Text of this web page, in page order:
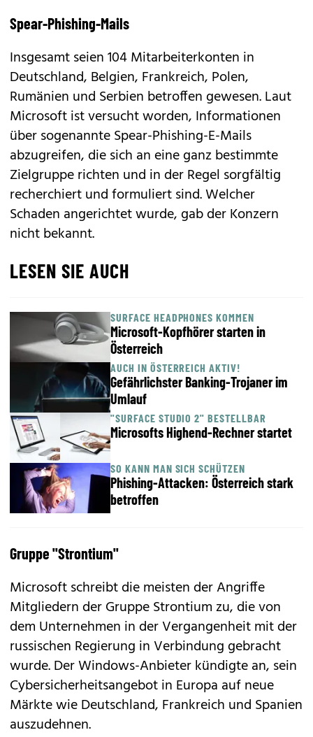
Spear-Phishing-Mails
Insgesamt seien 104 Mitarbeiterkonten in
Deutschland, Belgien, Frankreich, Polen,
Rumänien und Serbien betroffen gewesen. Laut
Microsoft ist versucht worden, Informationen
über sogenannte Spear-Phishing-E-Mails
abzugreifen, die sich an eine ganz bestimmte
Zielgruppe richten und in der Regel sorgfältig
recherchiert und formuliert sind. Welcher
Schaden angerichtet wurde, gab der Konzern
nicht bekannt.
LESEN SIE AUCH
SURFACE HEADPHONES KOMMEN
Microsoft-Kopfhörer starten in
Österreich
AUCH IN ÖSTERREICH AKTIV!
Gefährlichster Banking-Trojaner im
Umlauf
"SURFACE STUDIO 2" BESTELLBAR
Microsofts Highend-Rechner startet
SO KANN MAN SICH SCHÜTZEN
Phishing-Attacken: Österreich stark
betroffen
Gruppe "Strontium"
Microsoft schreibt die meisten der Angriffe
Mitgliedern der Gruppe Strontium zu, die von
dem Unternehmen in der Vergangenheit mit der
russischen Regierung in Verbindung gebracht
wurde. Der Windows-Anbieter kündigte an, sein
Cybersicherheitsangebot in Europa auf neue
Märkte wie Deutschland, Frankreich und Spanien
auszudehnen.